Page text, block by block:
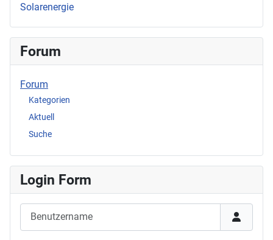
Solarenergie
Forum
Forum
Kategorien
Aktuell
Suche
Login Form